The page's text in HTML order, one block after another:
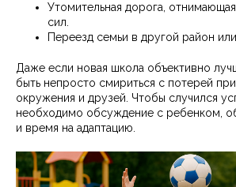
Утомительная дорога,
сил.
Переезд семьи в другой район
Даже если новая школа объективно
быть непросто смириться с потерей
окружения и друзей. Чтобы случился
необходимо обсуждение с ребенком,
и время на адаптацию.